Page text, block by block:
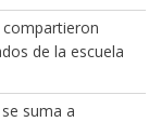
compartieron
de la escuela
suma a